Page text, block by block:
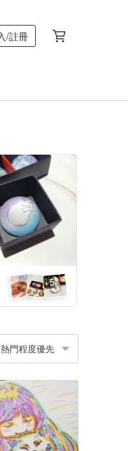
/註冊
+5
熱門程度優先